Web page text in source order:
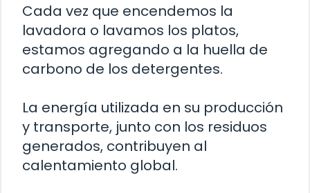
Cada vez que encendemos la
lavadora o lavamos los platos,
estamos agregando a la huella de
carbono de los detergentes.
La energía utilizada en su producción
y transporte, junto con los residuos
generados, contribuyen al
calentamiento global.